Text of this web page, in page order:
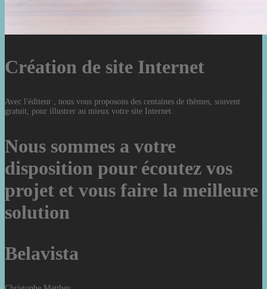
Création de site Internet
Avec l'éditeur , nous vous proposons des centaines de thèmes, souvent
gratuit, pour illustrer au mieux votre site Internet.
Nous sommes a votre
disposition pour écoutez vos
projet et vous faire la meilleure
solution
Belavista